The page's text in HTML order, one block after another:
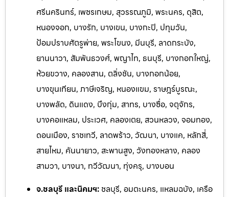
ศรีนครินทร์, เพชรเกษม, สุวรรณภูมิ, พระนคร, ดุสิต,
หนองจอก, บางรัก, บางเขน, บางกะปิ, ปทุมวัน,
ป้อมปราบศัตรูพ่าย, พระโขนง, มีนบุรี, ลาดกระบัง,
ยานนาวา, สัมพันธวงศ์, พญาไท, ธนบุรี, บางกอกใหญ่,
ห้วยขวาง, คลองสาน, ตลิ่งชัน, บางกอกน้อย,
บางขุนเทียน, ภาษีเจริญ, หนองแขม, ราษฎร์บูรณะ,
บางพลัด, ดินแดง, บึงกุ่ม, สาทร, บางซื่อ, จตุจักร,
บางคอแหลม, ประเวศ, คลองเตย, สวนหลวง, จอมทอง,
ดอนเมือง, ราชเทวี, ลาดพร้าว, วัฒนา, บางแค, หลักสี่,
สายไหม, คันนายาว, สะพานสูง, วังทองหลาง, คลอง
สามวา, บางนา, ทวีวัฒนา, ทุ่งครุ, บางบอน
จ.ชลบุรี และนิคมฯ: ชลบุรี, อมตะนคร, แหลมฉบัง, เครือ